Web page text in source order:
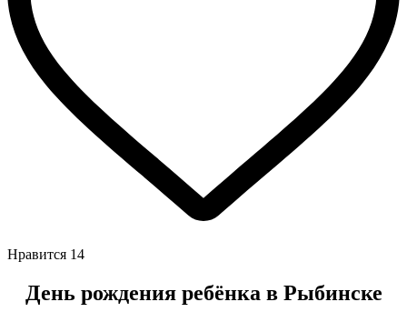
Нравится 14
День рождения ребёнка в Рыбинске